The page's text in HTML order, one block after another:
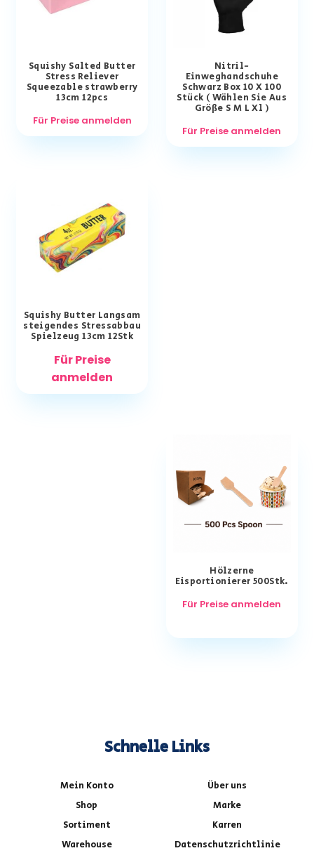
Squishy Salted Butter
Stress Reliever
Squeezable strawberry
13cm 12pcs
Für Preise anmelden
Nitril-
Einweghandschuhe
Schwarz Box 10 X 100
Stück ( Wählen Sie Aus
Größe S M L Xl )
Für Preise anmelden
Squishy Butter Langsam
steigendes Stressabbau
Spielzeug 13cm 12Stk
Für Preise
anmelden
Hölzerne
Eisportionierer 500Stk.
Für Preise anmelden
Schnelle Links
Mein Konto
Über uns
Shop
Marke
Sortiment
Karren
Warehouse
Datenschutzrichtlinie